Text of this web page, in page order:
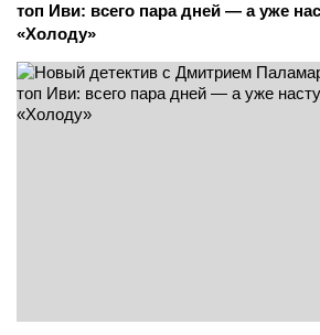
топ Иви: всего пара дней — а уже
«Холоду»